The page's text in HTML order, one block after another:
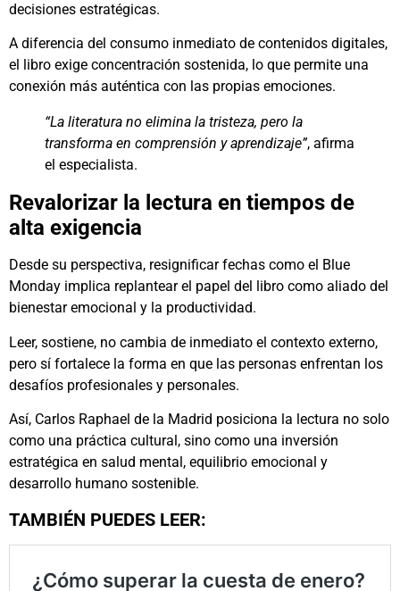
decisiones estratégicas.
A diferencia del consumo inmediato de contenidos digitales,
el libro exige concentración sostenida, lo que permite una
conexión más auténtica con las propias emociones.
“La literatura no elimina la tristeza, pero la
transforma en comprensión y aprendizaje”, afirma
el especialista.
Revalorizar la lectura en tiempos de
alta exigencia
Desde su perspectiva, resignificar fechas como el Blue
Monday implica replantear el papel del libro como aliado del
bienestar emocional y la productividad.
Leer, sostiene, no cambia de inmediato el contexto externo,
pero sí fortalece la forma en que las personas enfrentan los
desafíos profesionales y personales.
Así, Carlos Raphael de la Madrid posiciona la lectura no solo
como una práctica cultural, sino como una inversión
estratégica en salud mental, equilibrio emocional y
desarrollo humano sostenible.
TAMBIÉN PUEDES LEER: